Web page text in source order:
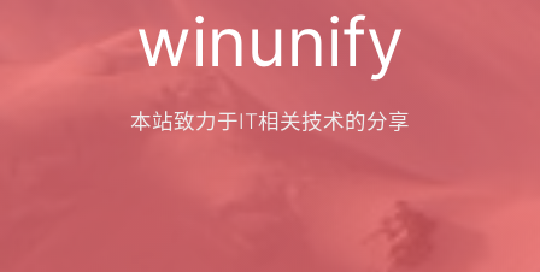
winunify
本站致力于IT相关技术的分享